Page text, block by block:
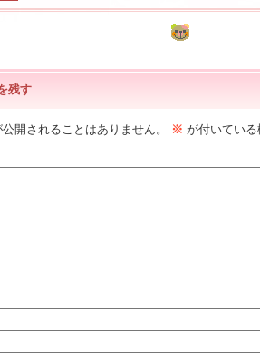
残す
開されることはありません。 ※ が付いてい